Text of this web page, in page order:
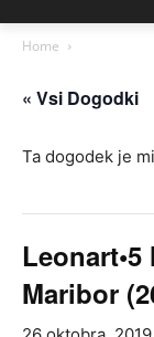
Home
« Vsi Dogodki
Ta dogodek je
Maribor